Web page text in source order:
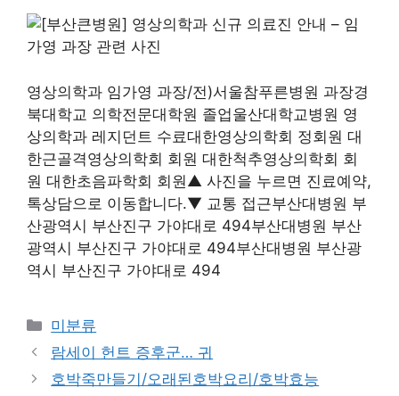
영상의학과 임가영 과장/전)서울참푸른병원 과장경
북대학교 의학전문대학원 졸업울산대학교병원 영
상의학과 레지던트 수료대한영상의학회 정회원 대
한근골격영상의학회 회원 대한척추영상의학회 회
원 대한초음파학회 회원▲ 사진을 누르면 진료예약,
톡상담으로 이동합니다.▼ 교통 접근부산대병원 부
산광역시 부산진구 가야대로 494부산대병원 부산
광역시 부산진구 가야대로 494부산대병원 부산광
역시 부산진구 가야대로 494
Categories
미분류
람세이 헌트 증후군… 귀
호박죽만들기/오래된호박요리/호박효능